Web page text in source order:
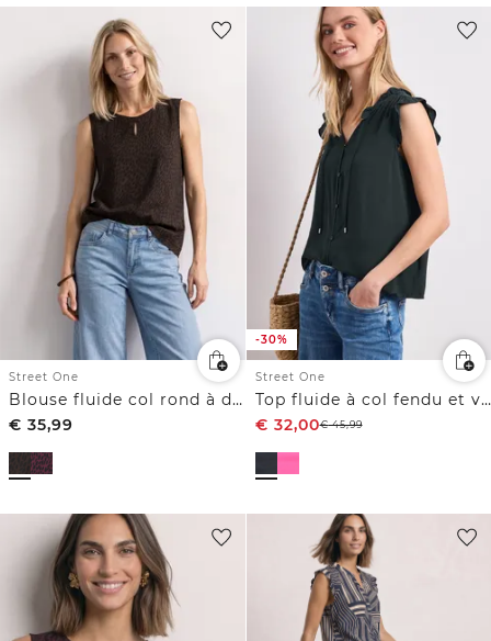
Street One
Blouse fluide col rond à détail structuré découpe
€ 35,99
-30%
Street One
Top fluide à col fendu et volants
€ 32,00€45,99